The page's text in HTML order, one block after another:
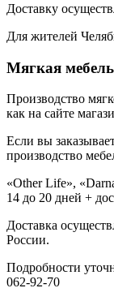
Доставку
Для жителей
Мягкая
Производство
как на сайте
Если вы
производство
«Other Life»,
14 до 20 дней +
Доставка
России.
Подробности
062-92-70